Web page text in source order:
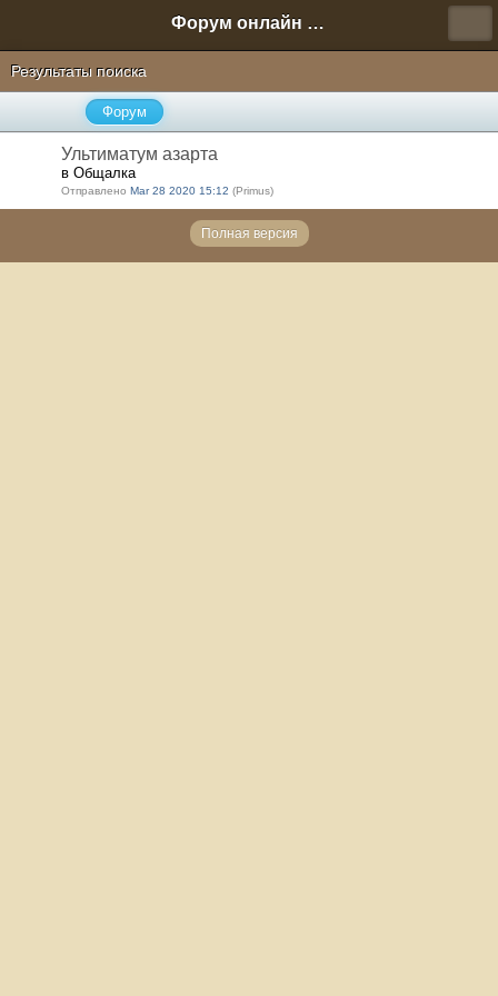
Форум онлайн игры "Новая Эра" (Нюра Биз)
Результаты поиска
Форум
Ультиматум азарта
в Общалка
Отправлено Mar 28 2020 15:12 (Primus)
Полная версия